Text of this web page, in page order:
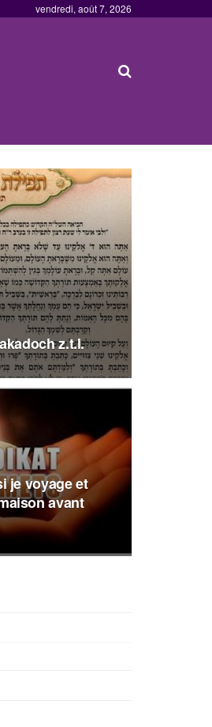
vendredi, août 7, 2026
z.t.l.
je voyage et
avant